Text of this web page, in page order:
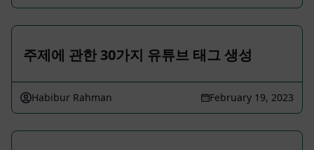
주제에 관한 30가지 유튜브 태그 생성
Habibur Rahman February 19, 2023